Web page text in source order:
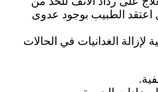
اعتقد الطبيب بوجود عدوى
الغدانيات في الحالات